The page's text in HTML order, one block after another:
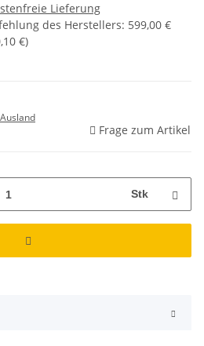
Lieferung
des Herstellers: 599,00 €
€)
Frage zum Artikel
Stk